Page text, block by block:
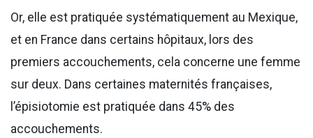
Or, elle est pratiquée systématiquement au Mexique,
et en France dans certains hôpitaux, lors des
premiers accouchements, cela concerne une femme
sur deux. Dans certaines maternités françaises,
l’épisiotomie est pratiquée dans 45% des
accouchements.